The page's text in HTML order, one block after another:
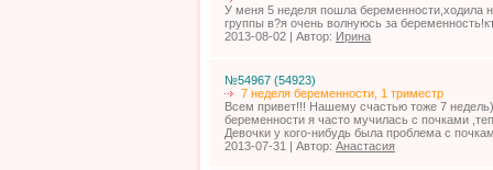
У меня 5 неделя пошла беременности,ходила
группы в?я очень волнуюсь за
2013-08-02 | Автор: Ирина
№54967 (54923)
7 неделя беременности, 1 триместр
Всем привет!!! Нашему счастью тоже 7
беременности я часто мучилась с почками
Девочки у кого-нибудь была проблема с
2013-07-31 | Автор: Анастасия